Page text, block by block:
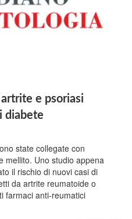
e psoriasi
diabete
state collegate con
mellito. Uno studio appena
il rischio di nuovi casi di
da artrite reumatoide o
farmaci anti-reumatici